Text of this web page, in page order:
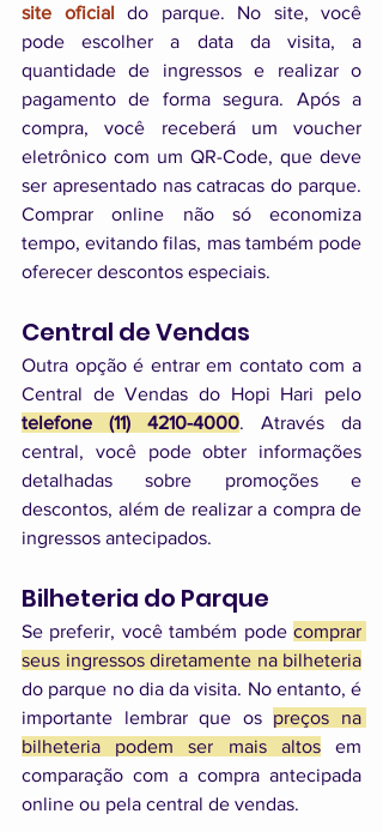
site oficial do parque. No site, você
pode escolher a data da visita, a
quantidade de ingressos e realizar o
pagamento de forma segura. Após a
compra, você receberá um voucher
eletrônico com um QR-Code, que deve
ser apresentado nas catracas do parque.
Comprar online não só economiza
tempo, evitando filas, mas também pode
oferecer descontos especiais.
Central de Vendas
Outra opção é entrar em contato com a
telefone (11) 4210-4000. Através da
central, você pode obter informações
detalhadas sobre promoções e
descontos, além de realizar a compra de
ingressos antecipados.
Bilheteria do Parque
Se preferir, você também pode comprar
seus ingressos diretamente na bilheteria
do parque no dia da visita. No entanto, é
importante lembrar que os preços na
bilheteria podem ser mais altos em
comparação com a compra antecipada
online ou pela central de vendas.